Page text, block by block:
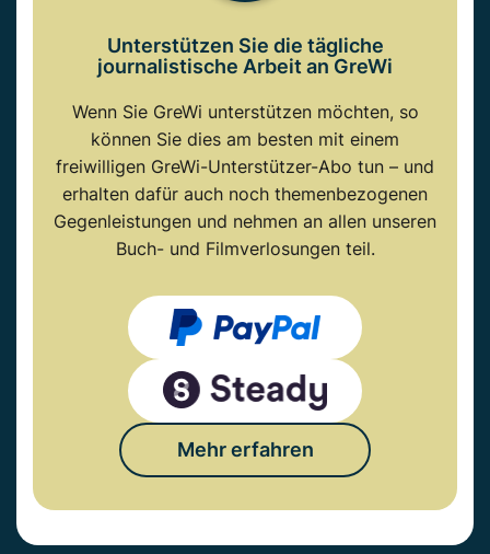
Unterstützen Sie die tägliche
journalistische Arbeit an GreWi
Wenn Sie GreWi unterstützen möchten, so
können Sie dies am besten mit einem
freiwilligen GreWi-Unterstützer-Abo tun – und
erhalten dafür auch noch themenbezogenen
Gegenleistungen und nehmen an allen unseren
Buch- und Filmverlosungen teil.
Mehr erfahren